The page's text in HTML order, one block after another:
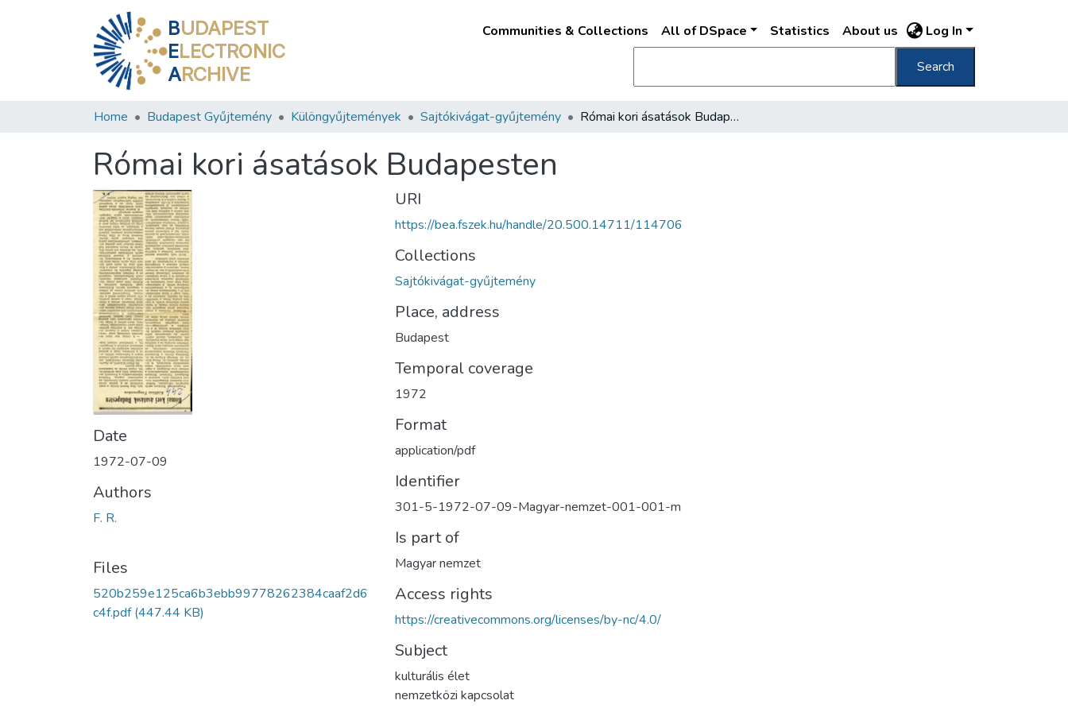
BUDAPEST
ELECTRONIC
ARCHIVE
Communities & Collections All of DSpace Statistics About us Log In
Search
Home Budapest Gyűjtemény Különgyűjtemények Sajtókivágat-gyűjtemény Római kori ásatások Budapesten
Római kori ásatások Budapesten
Date
1972-07-09
Authors
F. R.
Files
520b259e125ca6b3ebb99778262384caaf2d6
c4f.pdf(447.44 KB)
URI
https://bea.fszek.hu/handle/20.500.14711/114706
Collections
Sajtókivágat-gyűjtemény
Place, address
Budapest
Temporal coverage
1972
Format
application/pdf
Identifier
301-5-1972-07-09-Magyar-nemzet-001-001-m
Is part of
Magyar nemzet
Access rights
https://creativecommons.org/licenses/by-nc/4.0/
Subject
kulturális élet
nemzetközi kapcsolat